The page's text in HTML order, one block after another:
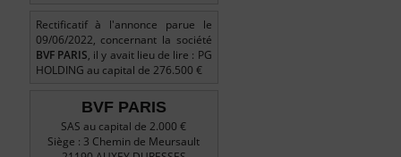
Rectificatif à l'annonce parue le
09/06/2022, concernant la société
BVF PARIS, il y avait lieu de lire : PG
HOLDING au capital de 276.500 €
BVF PARIS
SAS au capital de 2.000 €
Siège : 3 Chemin de Meursault